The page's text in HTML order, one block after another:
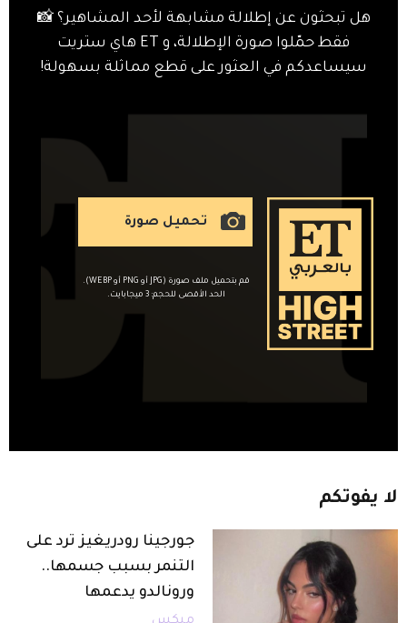
هل تبحثون عن إطلالة مشابهة لأحد المشاهير؟ 📸
فقط حمّلوا صورة الإطلالة، و ET هاي ستريت
سيساعدكم في العثور على قطع مماثلة بسهولة!
تحميل صورة
قم بتحميل ملف صورة (JPG أو PNG أو WEBP).
الحد الأقصى للحجم: 3 ميجابايت.
لا يفوتكم
جورجينا رودريغيز ترد على
التنمر بسبب جسمها..
ورونالدو يدعمها